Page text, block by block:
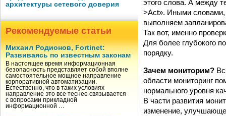
архитектуры сетевого доверия
Рекомендуемые статьи
Михаил Родионов, Fortinet:
Развиваясь по известным законам
В настоящее время информационная
безопасность представляет собой вполне
самостоятельное мощное направление
корпоративной автоматизации.
Естественно, что в таких условиях
направление это все теснее связывается
с вопросами прикладной
информационной …
этого слова. А между
>Act». Иными словами,
выполняем
Так вот, именно
Для более глубокого
порядку.
Зачем мониторим?
области мониторинг
нормального уровня
В части развития
изменение,